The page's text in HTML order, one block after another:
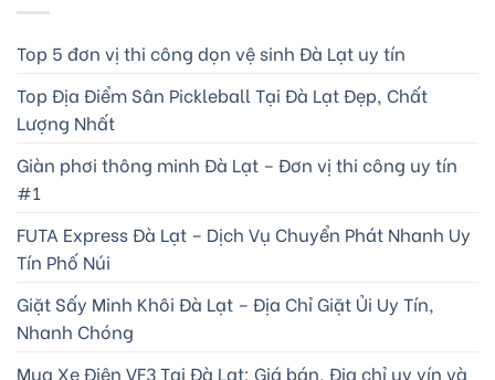
Top 5 đơn vị thi công dọn vệ sinh Đà Lạt uy tín
Top Địa Điểm Sân Pickleball Tại Đà Lạt Đẹp, Chất
Lượng Nhất
Giàn phơi thông minh Đà Lạt – Đơn vị thi công uy tín
#1
FUTA Express Đà Lạt – Dịch Vụ Chuyển Phát Nhanh Uy
Tín Phố Núi
Giặt Sấy Minh Khôi Đà Lạt – Địa Chỉ Giặt Ủi Uy Tín,
Nhanh Chóng
Mua Xe Điện VF3 Tại Đà Lạt: Giá bán, Địa chỉ uy yín và